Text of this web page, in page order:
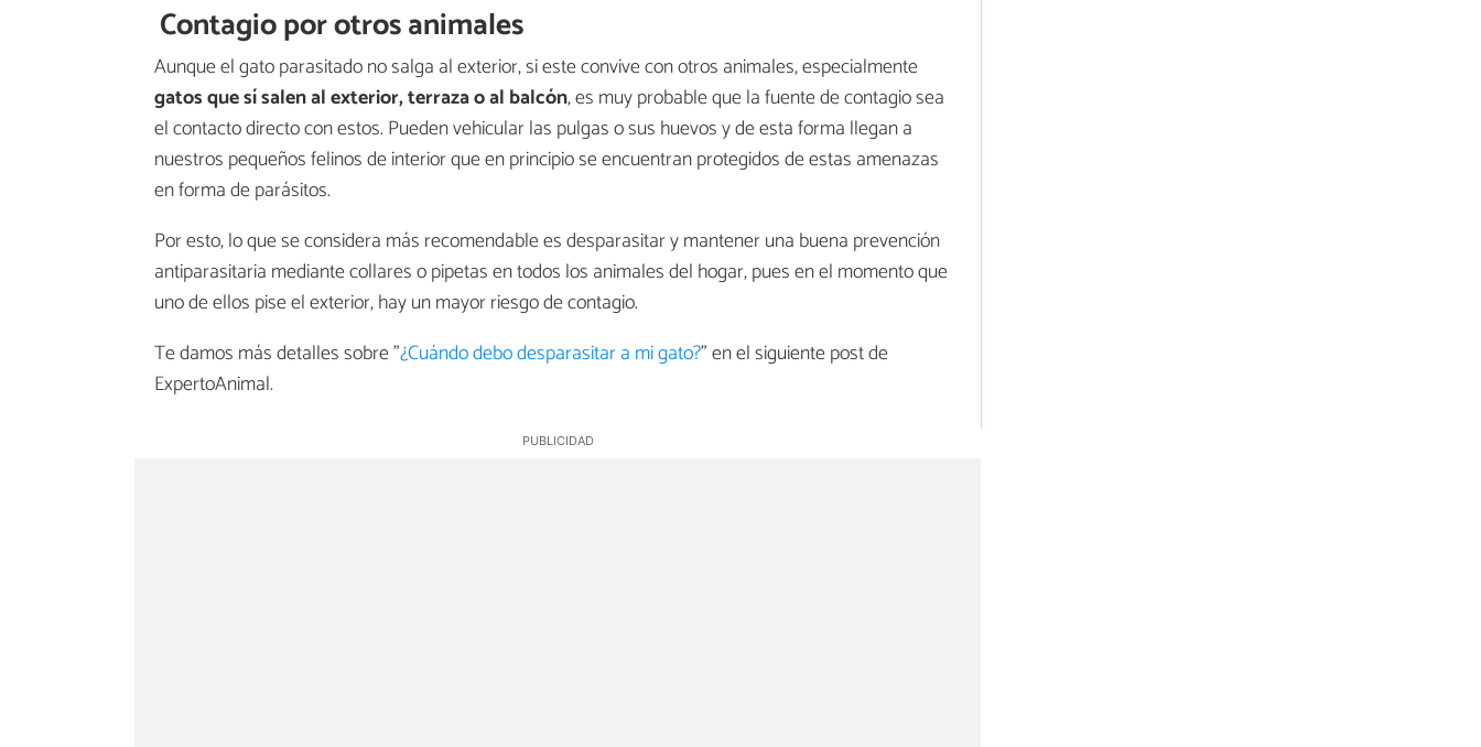
Contagio por otros animales
Aunque el gato parasitado no salga al exterior, si este convive con otros animales, especialmente
gatos que sí salen al exterior, terraza o al balcón, es muy probable que la fuente de contagio sea
el contacto directo con estos. Pueden vehicular las pulgas o sus huevos y de esta forma llegan a
nuestros pequeños felinos de interior que en principio se encuentran protegidos de estas amenazas
en forma de parásitos.
Por esto, lo que se considera más recomendable es desparasitar y mantener una buena prevención
antiparasitaria mediante collares o pipetas en todos los animales del hogar, pues en el momento que
uno de ellos pise el exterior, hay un mayor riesgo de contagio.
Te damos más detalles sobre "¿Cuándo debo desparasitar a mi gato?" en el siguiente post de
ExpertoAnimal.